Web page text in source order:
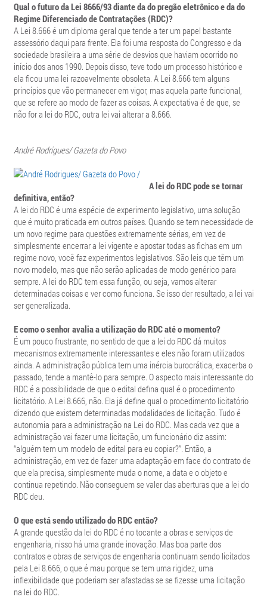
Qual o futuro da Lei 8666/93 diante da do pregão eletrônico e da do
Regime Diferenciado de Contratações (RDC)?
A Lei 8.666 é um diploma geral que tende a ter um papel bastante
assessório daqui para frente. Ela foi uma resposta do Congresso e da
sociedade brasileira a uma série de desvios que haviam ocorrido no
início dos anos 1990. Depois disso, teve todo um processo histórico e
ela ficou uma lei razoavelmente obsoleta. A Lei 8.666 tem alguns
princípios que vão permanecer em vigor, mas aquela parte funcional,
que se refere ao modo de fazer as coisas. A expectativa é de que, se
não for a lei do RDC, outra lei vai alterar a 8.666.
André Rodrigues/ Gazeta do Povo
A lei do RDC pode se tornar
definitiva, então?
A lei do RDC é uma espécie de experimento legislativo, uma solução
que é muito praticada em outros países. Quando se tem necessidade de
um novo regime para questões extremamente sérias, em vez de
simplesmente encerrar a lei vigente e apostar todas as fichas em um
regime novo, você faz experimentos legislativos. São leis que têm um
novo modelo, mas que não serão aplicadas de modo genérico para
sempre. A lei do RDC tem essa função, ou seja, vamos alterar
determinadas coisas e ver como funciona. Se isso der resultado, a lei vai
ser generalizada.
E como o senhor avalia a utilização do RDC até o momento?
É um pouco frustrante, no sentido de que a lei do RDC dá muitos
mecanismos extremamente interessantes e eles não foram utilizados
ainda. A administração pública tem uma inércia burocrática, exacerba o
passado, tende a mantê-lo para sempre. O aspecto mais interessante do
RDC é a possibilidade de que o edital defina qual é o procedimento
licitatório. A Lei 8.666, não. Ela já define qual o procedimento licitatório
dizendo que existem determinadas modalidades de licitação. Tudo é
autonomia para a administração na Lei do RDC. Mas cada vez que a
administração vai fazer uma licitação, um funcionário diz assim:
“alguém tem um modelo de edital para eu copiar?”. Então, a
administração, em vez de fazer uma adaptação em face do contrato de
que ela precisa, simplesmente muda o nome, a data e o objeto e
continua repetindo. Não conseguem se valer das aberturas que a lei do
RDC deu.
O que está sendo utilizado do RDC então?
A grande questão da lei do RDC é no tocante a obras e serviços de
engenharia, nisso há uma grande inovação. Mas boa parte dos
contratos e obras de serviços de engenharia continuam sendo licitados
pela Lei 8.666, o que é mau porque se tem uma rigidez, uma
inflexibilidade que poderiam ser afastadas se se fizesse uma licitação
na lei do RDC.